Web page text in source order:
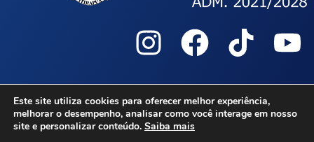
2026 © Câmara Municipal Itirapuã
Este site utiliza cookies para oferecer melhor experiência,
melhorar o desempenho, analisar como você interage em nosso
site e personalizar conteúdo. Saiba mais